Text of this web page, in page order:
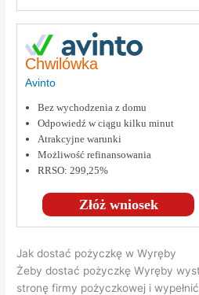
Chwilówka
Avinto
Złóż wniosek
Bez wychodzenia z domu
Odpowiedź w ciągu kilku minut
Atrakcyjne warunki
Możliwość refinansowania
RRSO: 299,25%
Jak dostać pożyczkę w Wyręby
Żeby dostać pożyczkę Wyręby
stronę firmy pożyczkowej i